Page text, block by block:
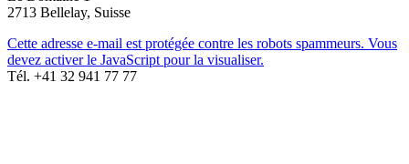
2713 Bellelay, Suisse
Cette adresse e-mail est protégée contre les robots spammeurs. Vous
devez activer le JavaScript pour la visualiser.
Tél. +41 32 941 77 77